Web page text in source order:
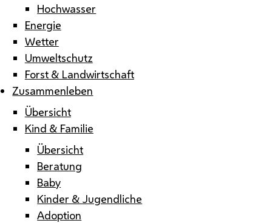
Hochwasser
Energie
Wetter
Umweltschutz
Forst & Landwirtschaft
Zusammenleben
Übersicht
Kind & Familie
Übersicht
Beratung
Baby
Kinder & Jugendliche
Adoption